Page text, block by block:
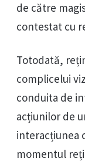
de către
contestat cu
Totodată,
complicelui
conduita de
acțiunilor de
interacțiunea
momentul